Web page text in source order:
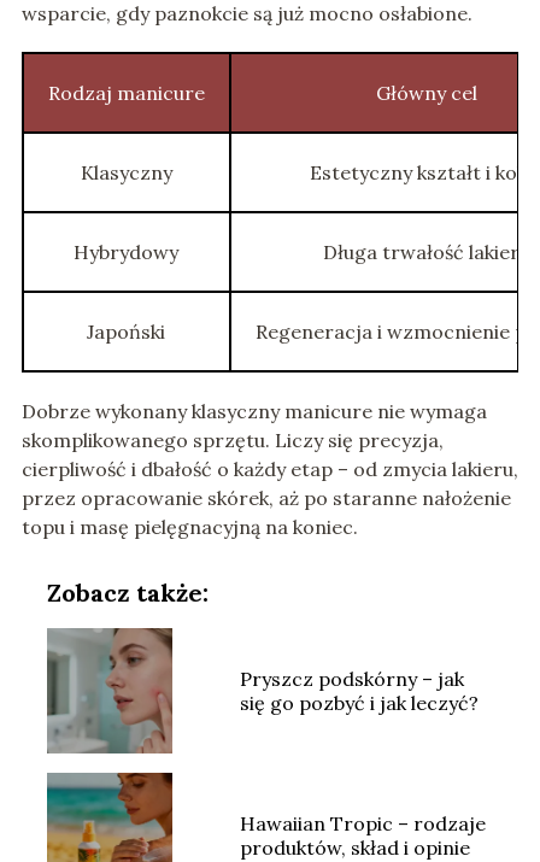
wsparcie, gdy paznokcie są już mocno osłabione.
Rodzaj manicure Główny cel
Klasyczny Estetyczny kształt i
Hybrydowy Długa trwałość lakieru
Japoński Regeneracja i wzmocnienie
Dobrze wykonany klasyczny manicure nie wymaga
skomplikowanego sprzętu. Liczy się precyzja,
cierpliwość i dbałość o każdy etap – od zmycia lakieru,
przez opracowanie skórek, aż po staranne nałożenie
topu i masę pielęgnacyjną na koniec.
Zobacz także:
Pryszcz podskórny – jak
się go pozbyć i jak leczyć?
Hawaiian Tropic – rodzaje
produktów, skład i opinie